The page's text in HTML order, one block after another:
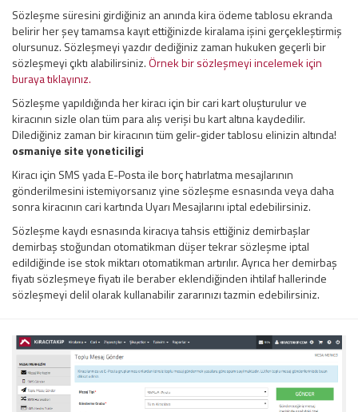
Sözleşme süresini girdiğiniz an anında kira ödeme tablosu ekranda
belirir her şey tamamsa kayıt ettiğinizde kiralama işini gerçekleştirmiş
olursunuz. Sözleşmeyi yazdır dediğiniz zaman hukuken geçerli bir
sözleşmeyi çıktı alabilirsiniz.Örnek bir sözleşmeyi incelemek için
buraya tıklayınız.
Sözleşme yapıldığında her kiracı için bir cari kart oluşturulur ve
kiracının sizle olan tüm para alış verişi bu kart altına kaydedilir.
Dilediğiniz zaman bir kiracının tüm gelir-gider tablosu elinizin altında!
osmaniye site yoneticiligi
Kiracı için SMS yada E-Posta ile borç hatırlatma mesajlarının
gönderilmesini istemiyorsanız yine sözleşme esnasında veya daha
sonra kiracının cari kartında Uyarı Mesajlarını iptal edebilirsiniz.
Sözleşme kaydı esnasında kiracıya tahsis ettiğiniz demirbaşlar
demirbaş stoğundan otomatikman düşer tekrar sözleşme iptal
edildiğinde ise stok miktarı otomatikman artırılır. Ayrıca her demirbaş
fiyatı sözleşmeye fiyatı ile beraber eklendiğinden ihtilaf hallerinde
sözleşmeyi delil olarak kullanabilir zararınızı tazmin edebilirsiniz.